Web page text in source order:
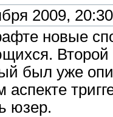
2009,
новые
Второй
был уже
аспекте
юзер.